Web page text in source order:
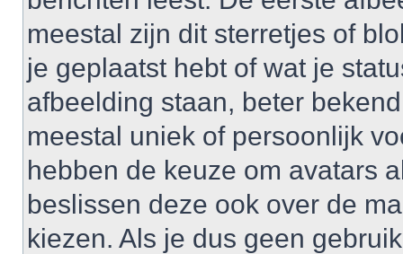
meestal zijn dit sterretjes of
je geplaatst hebt of wat je
afbeelding staan, beter
meestal uniek of persoonlijk
hebben de keuze om avatars
beslissen deze ook over de
kiezen. Als je dus geen